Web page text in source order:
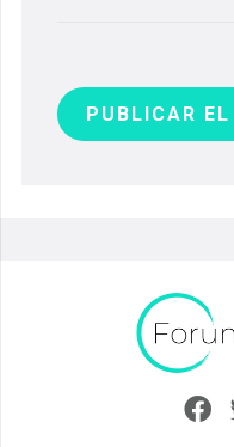
PUBLICAR